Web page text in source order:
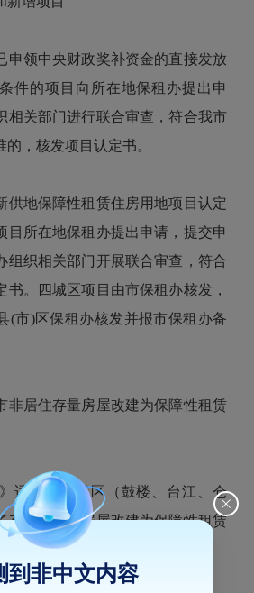
中央财政奖补资金的直接发放
件的项目向所在地保租办提出申
相关部门进行联合审查，符合我市
，核发项目认定书。
保障性租赁住房用地项目认定
目所在地保租办提出申请，提交申
组织相关部门开展联合审查，符合
书。四城区项目由市保租办核发，
(市)区保租办核发并报市保租办备
居住存量房屋改建为保障性租赁
用于四城区（鼓楼、台江、仓
存量非居住房屋改建为保障性租赁
求和审批程序。主要内容有：
到非中文内容